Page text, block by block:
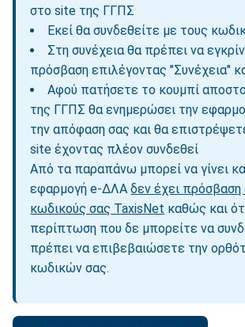
στο site της ΓΓΠΣ
Εκεί θα συνδεθείτε με τους
Στη συνέχεια θα πρέπει να
πρόσβαση επιλέγοντας "Συνέχεια"
Αφού πατήσετε το κουμπί
της ΓΓΠΣ θα ενημερώσει την
την απόφαση σας και θα
site έχοντας πλέον συνδεθεί
Από τα παραπάνω μπορεί να γίνει
εφαρμογή e-ΔΛΑδεν έχει πρόσβαση
κωδικούς σας TaxisNet καθώς και
περίπτωση που δε μπορείτε να
πρέπει να επιβεβαιώσετε την
κωδικών σας.